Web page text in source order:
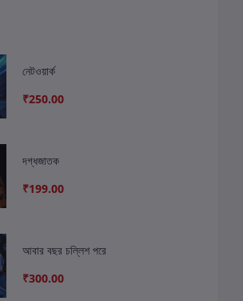
নেটওয়ার্ক
₹250.00
দগ্ধজাতক
₹199.00
আবার বছর চল্লিশ পরে
₹300.00